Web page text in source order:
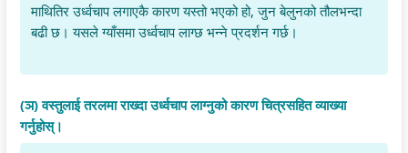
माथितिर उर्ध्वचाप लगाएकै कारण यस्तो भएको हो, जुन बेलुनको तौलभन्दा
बढी छ। यसले ग्याँसमा उर्ध्वचाप लाग्छ भन्ने प्रदर्शन गर्छ।
(ञ) वस्तुलाई तरलमा राख्दा उर्ध्वचाप लाग्नुको कारण चित्रसहित व्याख्या
गर्नुहोस्।